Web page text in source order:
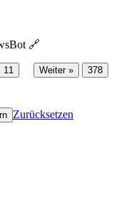
🔗
11 Weiter » 378
Zurücksetzen